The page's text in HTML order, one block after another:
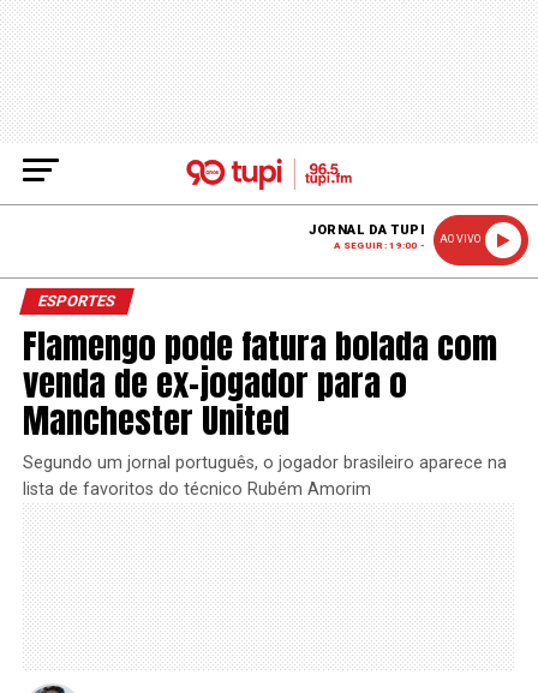
JORNAL DA TUPI
A SEGUIR: 19:00 -
AO VIVO
ESPORTES
Flamengo pode fatura bolada com
venda de ex-jogador para o
Manchester United
Segundo um jornal português, o jogador brasileiro aparece na
lista de favoritos do técnico Rubém Amorim